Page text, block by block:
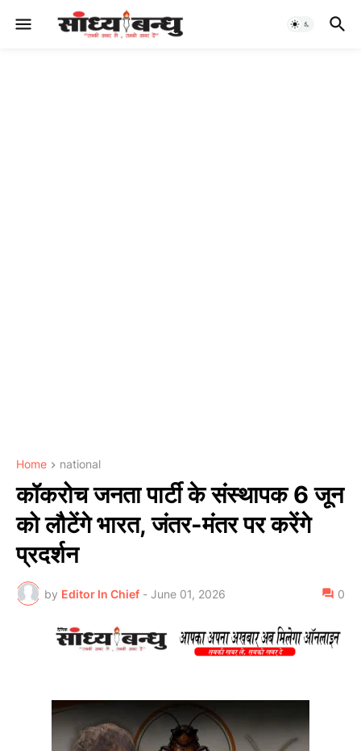
Home national
कॉकरोच जनता पार्टी के संस्थापक 6 जून
को लौटेंगे भारत, जंतर-मंतर पर करेंगे
प्रदर्शन
by Editor In Chief - June 01, 2026 0